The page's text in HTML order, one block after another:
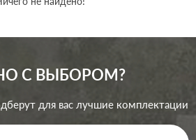
С ВЫБОРОМ?
для вас лучшие комплектации